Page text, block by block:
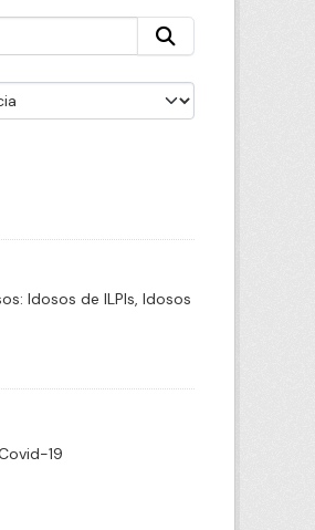
Idosos de ILPIs, Idosos
19